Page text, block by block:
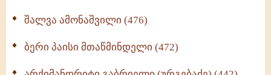
შალვა ამონაშვილი (476)
ბერი პაისი მთაწმინდელი (472)